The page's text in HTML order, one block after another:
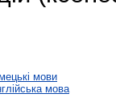
мови
мова